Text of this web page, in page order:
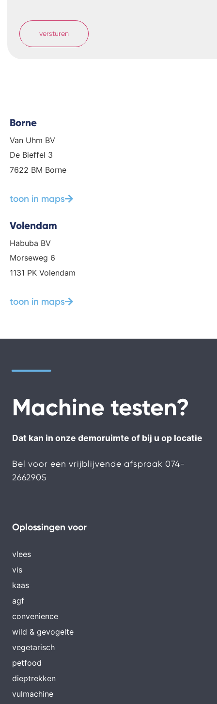
Borne
Van Uhm BV
De Bieffel 3
7622 BM Borne
toon in maps
Volendam
Habuba BV
Morseweg 6
1131 PK Volendam
toon in maps
Machine testen?
Dat kan in onze demoruimte of bij u op locatie
Bel voor een vrijblijvende afspraak 074-
2662905
Oplossingen voor
vlees
vis
kaas
agf
convenience
wild & gevogelte
vegetarisch
petfood
dieptrekken
vulmachine